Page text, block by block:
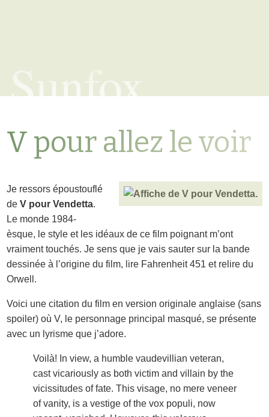
Sunfox
V pour allez le voir
Je ressors époustouflé
deV pour Vendetta.
Le monde 1984-
èsque, le style et les idéaux de ce film poignant m’ont
vraiment touchés. Je sens que je vais sauter sur la bande
dessinée à l’origine du film, lire Fahrenheit 451 et relire du
Orwell.
Voici une citation du film en version originale anglaise (sans
spoiler) où V, le personnage principal masqué, se présente
avec un lyrisme que j’adore.
Voilà! In view, a humble vaudevillian veteran,
cast vicariously as both victim and villain by the
vicissitudes of fate. This visage, no mere veneer
of vanity, is a vestige of the vox populi, now